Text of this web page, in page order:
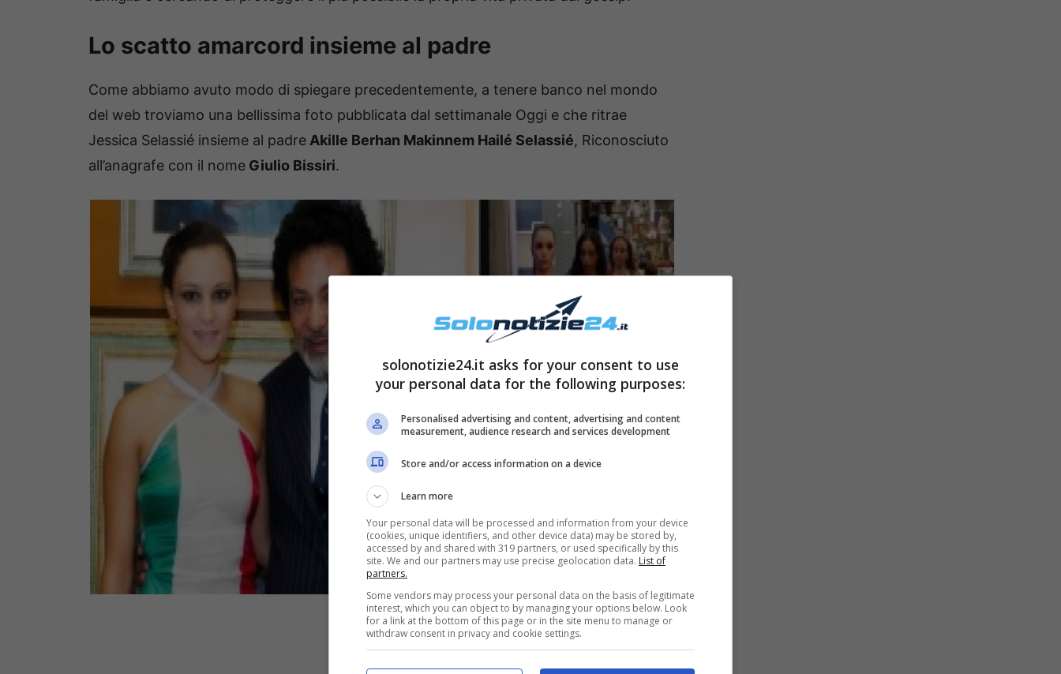
Lo scatto amarcord insieme al padre
Come abbiamo avuto modo di spiegare precedentemente, a tenere banco nel mondo
del web troviamo una bellissima foto pubblicata dal settimanale Oggi e che ritrae
Jessica Selassié insieme al padre Akille Berhan Makinnem Hailé Selassié, Riconosciuto
all’anagrafe con il nome Giulio Bissiri.
solonotizie24.it asks for your consent to use
your personal data for the following purposes:
Personalised advertising and content, advertising and content
measurement, audience research and services development
Store and/or access information on a device
Learn more
Your personal data will be processed and information from your device
(cookies, unique identifiers, and other device data) may be stored by,
accessed by and shared with 319 partners, or used specifically by this
site. We and our partners may use precise geolocation data. List of
partners.
Some vendors may process your personal data on the basis of legitimate
interest, which you can object to by managing your options below. Look
for a link at the bottom of this page or in the site menu to manage or
withdraw consent in privacy and cookie settings.